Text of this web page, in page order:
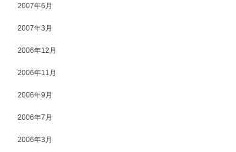
2007年6月
2007年3月
2006年12月
2006年11月
2006年9月
2006年7月
2006年3月